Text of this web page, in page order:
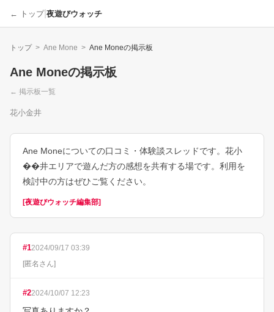
← トップ| 夜遊びウォッチ
トップ > Ane Mone > Ane Moneの掲示板
Ane Moneの掲示板
← 掲示板一覧
花小金井
Ane Moneについての口コミ・体験談スレッドです。花小
��井エリアで遊んだ方の感想を共有する場です。利用を
検討中の方はぜひご覧ください。
[夜遊びウォッチ編集部]
#12024/09/17 03:39
[匿名さん]
#22024/10/07 12:23